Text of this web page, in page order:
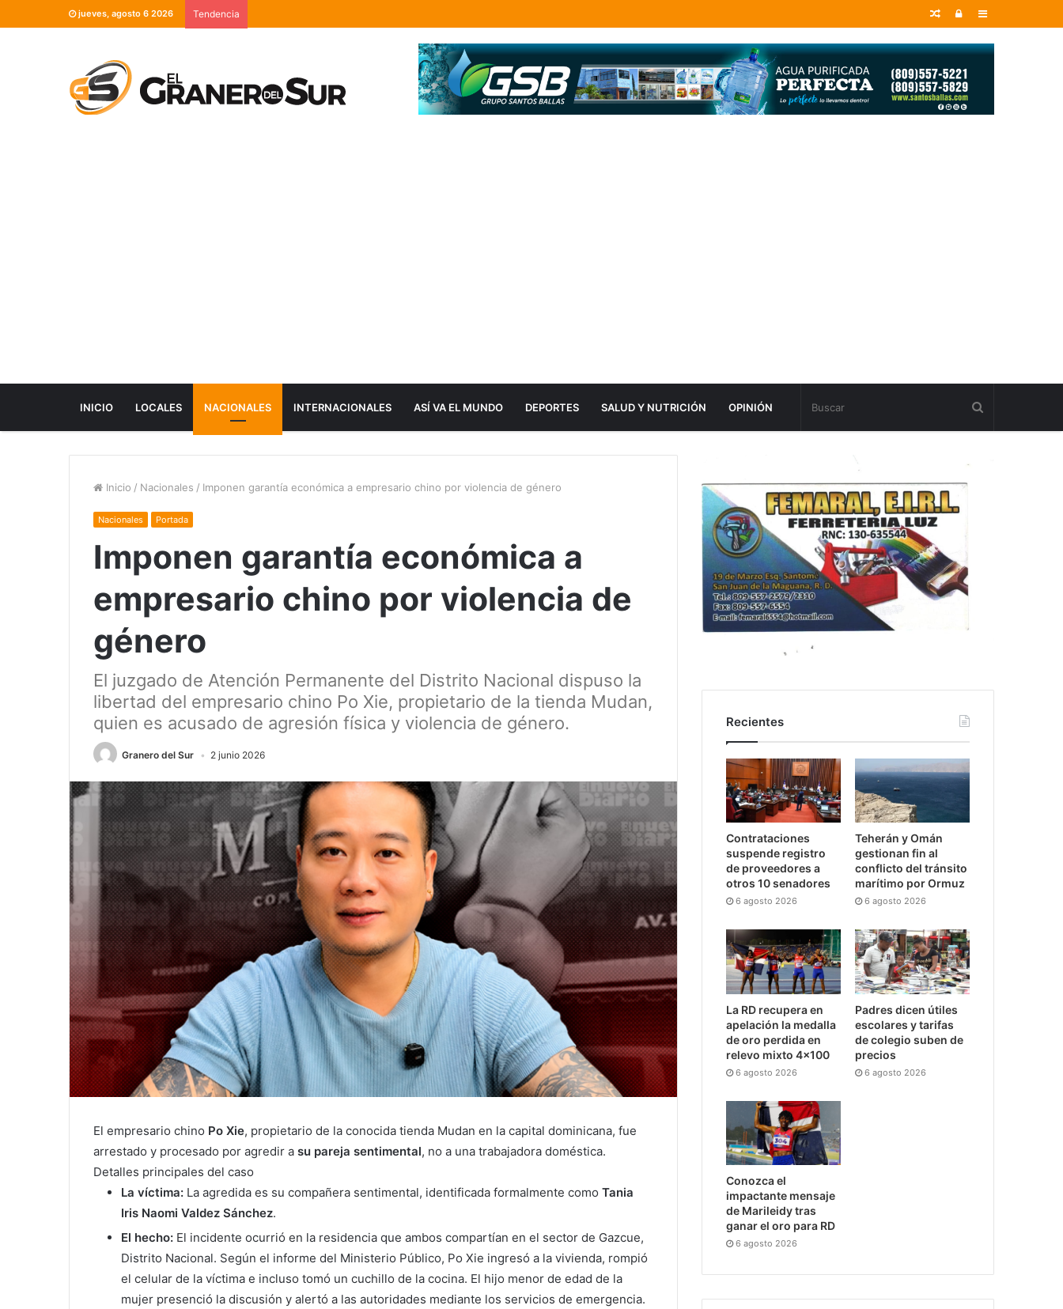
jueves, agosto 6 2026 Tendencia Sidebar
Entrar
Random
INICIO LOCALES NACIONALES INTERNACIONALES ASÍ VA EL MUNDO DEPORTES SALUD Y NUTRICIÓN OPINIÓN
Inicio / Nacionales / Imponen garantía económica a empresario chino por violencia de género
Nacionales Portada
Imponen garantía económica a
empresario chino por violencia de
género
El juzgado de Atención Permanente del Distrito Nacional dispuso la
libertad del empresario chino Po Xie, propietario de la tienda Mudan,
quien es acusado de agresión física y violencia de género.
Granero del Sur 2 junio 2026
El empresario chino Po Xie, propietario de la conocida tienda Mudan en la capital dominicana, fue
arrestado y procesado por agredir a su pareja sentimental, no a una trabajadora doméstica.
Detalles principales del caso
La víctima: La agredida es su compañera sentimental, identificada formalmente como Tania
Iris Naomi Valdez Sánchez.
El hecho: El incidente ocurrió en la residencia que ambos compartían en el sector de Gazcue,
Distrito Nacional. Según el informe del Ministerio Público, Po Xie ingresó a la vivienda, rompió
el celular de la víctima e incluso tomó un cuchillo de la cocina. El hijo menor de edad de la
mujer presenció la discusión y alertó a las autoridades mediante los servicios de emergencia.
Recientes
Contrataciones
suspende registro
de proveedores a
otros 10 senadores
6 agosto 2026
Teherán y Omán
gestionan fin al
conflicto del tránsito
marítimo por Ormuz
6 agosto 2026
La RD recupera en
apelación la medalla
de oro perdida en
relevo mixto 4×100
6 agosto 2026
Padres dicen útiles
escolares y tarifas
de colegio suben de
precios
6 agosto 2026
Conozca el
impactante mensaje
de Marileidy tras
ganar el oro para RD
6 agosto 2026